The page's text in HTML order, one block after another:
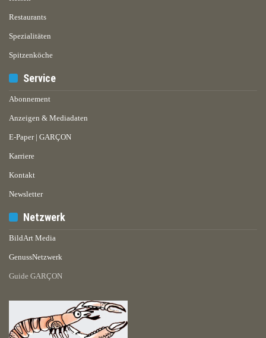
Restaurants
Spezialitäten
Spitzenköche
Service
Abonnement
Anzeigen & Mediadaten
E-Paper | GARÇON
Karriere
Kontakt
Newsletter
Netzwerk
BildArt Media
GenussNetzwerk
Guide GARÇON